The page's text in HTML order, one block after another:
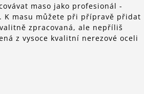
maso jako profesionál -
K masu můžete při přípravě přidat
zpracovaná, ale nepříliš
z vysoce kvalitní nerezové oceli